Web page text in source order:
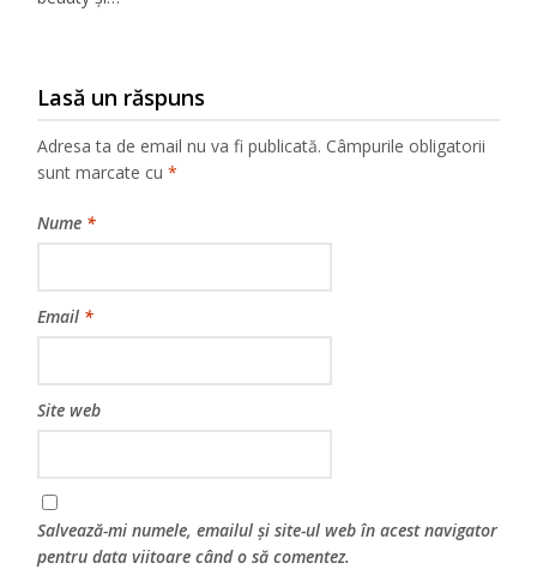
Lasă un răspuns
Adresa ta de email nu va fi publicată. Câmpurile obligatorii
sunt marcate cu*
Nume *
Email *
Site web
Salvează-mi numele, emailul și site-ul web în acest navigator
pentru data viitoare când o să comentez.